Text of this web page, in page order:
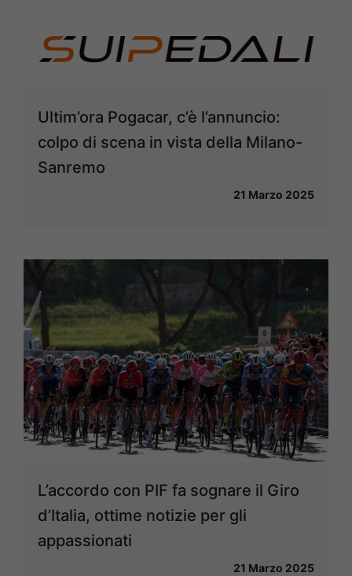
Ultim’ora Pogacar, c’è l’annuncio:
colpo di scena in vista della Milano-
Sanremo
21 Marzo 2025
L’accordo con PIF fa sognare il Giro
d’Italia, ottime notizie per gli
appassionati
21 Marzo 2025